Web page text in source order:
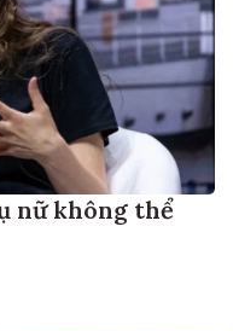
nữ không thể